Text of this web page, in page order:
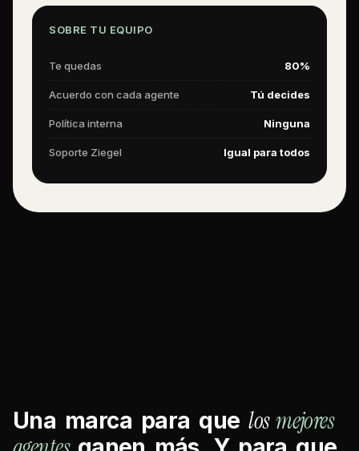
SOBRE TU EQUIPO
Te quedas 80%
Acuerdo con cada agente Tú decides
Política interna Ninguna
Soporte Ziegel Igual para todos
Una marca para que los mejores